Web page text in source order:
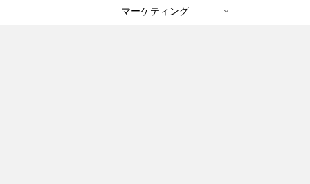
マーケティング